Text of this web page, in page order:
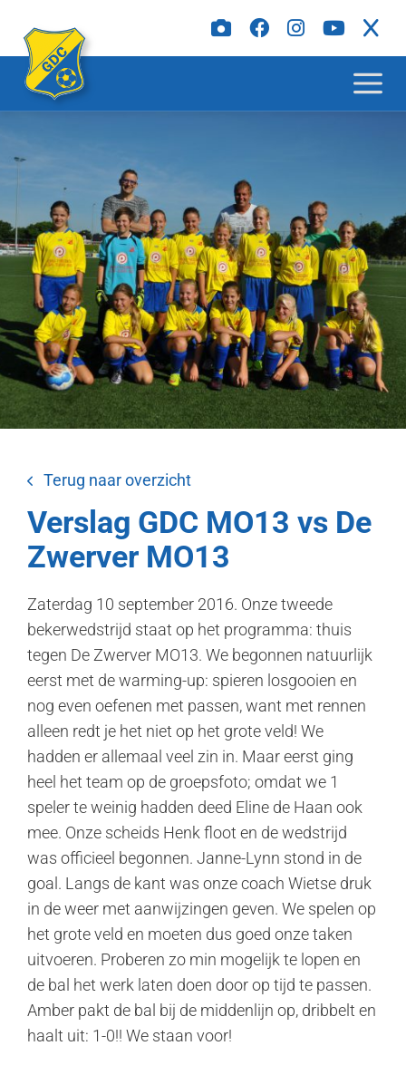
Terug naar overzicht
Verslag GDC MO13 vs De
Zwerver MO13
Zaterdag 10 september 2016. Onze tweede
bekerwedstrijd staat op het programma: thuis
tegen De Zwerver MO13. We begonnen natuurlijk
eerst met de warming-up: spieren losgooien en
nog even oefenen met passen, want met rennen
alleen redt je het niet op het grote veld! We
hadden er allemaal veel zin in. Maar eerst ging
heel het team op de groepsfoto; omdat we 1
speler te weinig hadden deed Eline de Haan ook
mee. Onze scheids Henk floot en de wedstrijd
was officieel begonnen. Janne-Lynn stond in de
goal. Langs de kant was onze coach Wietse druk
in de weer met aanwijzingen geven. We spelen op
het grote veld en moeten dus goed onze taken
uitvoeren. Proberen zo min mogelijk te lopen en
de bal het werk laten doen door op tijd te passen.
Amber pakt de bal bij de middenlijn op, dribbelt en
haalt uit: 1-0!! We staan voor!